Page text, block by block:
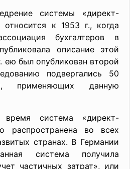
системы «директ-
к 1953 г., когда
бухгалтеров в
описание этой
ею был опубликован второй
подвергались 50
применяющих данную
система «директ-
распространена во всех
странах. В Германии
система получила
частичных затрат», или